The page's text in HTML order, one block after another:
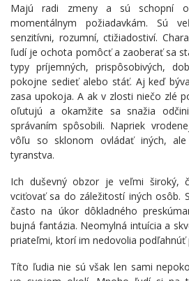
Majú radi zmeny a sú schopní
momentálnym požiadavkám. Sú
senzitívni, rozumní, ctižiadostiví.
ľudí je ochota pomôcť a zaoberať sa
typy príjemných, prispôsobivých,
pokojne sedieť alebo stáť. Aj keď
zasa upokoja. A ak v zlosti niečo zlé
oľutujú a okamžite sa snažia
správaním spôsobili. Napriek
vôľu so sklonom ovládať iných,
tyranstva.
Ich duševný obzor je veľmi široký,
vciťovať sa do záležitostí iných osôb.
často na úkor dôkladného
bujná fantázia. Neomylná intuícia a
priateľmi, ktorí im nedovolia podľahnúť
Títo ľudia nie sú však len sami